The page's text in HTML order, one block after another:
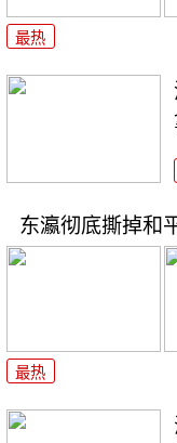
最热
东瀛彻底撕掉和
最热